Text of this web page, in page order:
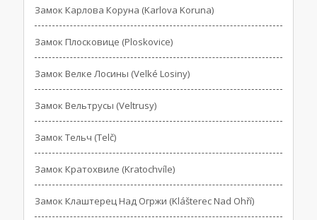
Замок Карлова Коруна (Karlova Koruna)
Замок Плосковице (Ploskovice)
Замок Велке Лосины (Velké Losiny)
Замок Вельтрусы (Veltrusy)
Замок Тельч (Telč)
Замок Кратохвиле (Kratochvíle)
Замок Клаштерец Над Огржи (Klášterec Nad Ohří)